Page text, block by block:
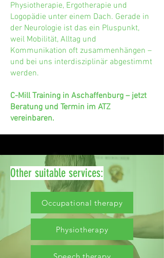
Physiotherapie, Ergotherapie und
Logopädie unter einem Dach. Gerade in
der Neurologie ist das ein Pluspunkt,
weil Mobilität, Alltag und
Kommunikation oft zusammenhängen –
und bei uns interdisziplinär abgestimmt
werden.
C-Mill Training in Aschaffenburg – jetzt
Beratung und Termin im ATZ
vereinbaren.
Other suitable services:
Occupational therapy
Physiotherapy
Speech therapy